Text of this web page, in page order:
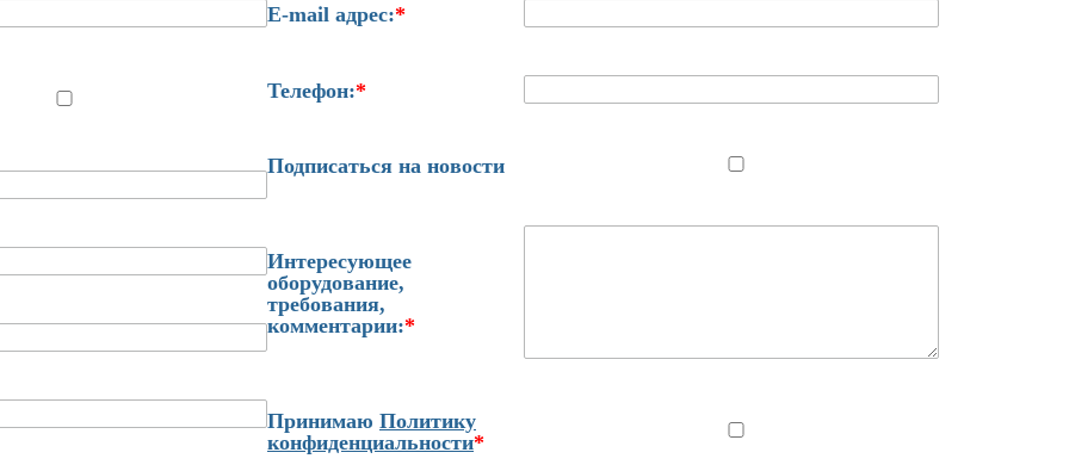
E-mail адрес:*
Телефон:*
Подписаться на новости
Интересующее
оборудование,
требования,
комментарии:*
Принимаю Политику
конфиденциальности*